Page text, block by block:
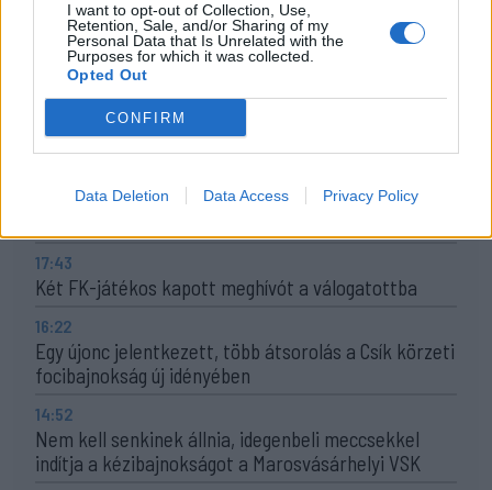
I want to opt-out of Collection, Use,
Retention, Sale, and/or Sharing of my
Personal Data that Is Unrelated with the
Purposes for which it was collected.
Opted Out
CONFIRM
Data Deletion Data Access Privacy Policy
24 ÓRA LEGOLVASOTTABB
21:58
Nagy pofonba szaladt belé a Kolozsvári CFR,
kikapott a Győr és a Loki is
Idegenben vezetett, a pihenő után visszavett az U
17:43
Két FK-játékos kapott meghívót a válogatottba
16:22
Egy újonc jelentkezett, több átsorolás a Csík körzeti
focibajnokság új idényében
14:52
Nem kell senkinek állnia, idegenbeli meccsekkel
indítja a kézibajnokságot a Marosvásárhelyi VSK